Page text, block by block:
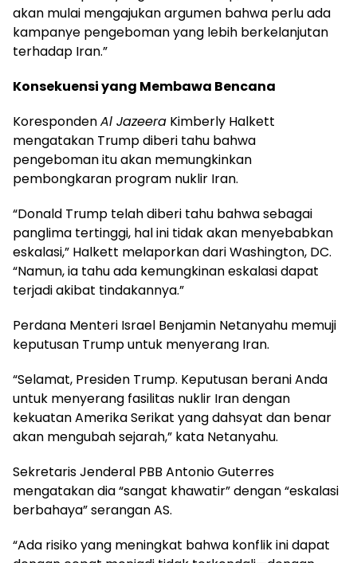
akan mulai mengajukan argumen bahwa perlu ada
kampanye pengeboman yang lebih berkelanjutan
terhadap Iran.”
Konsekuensi yang Membawa Bencana
KorespondenAl Jazeera Kimberly Halkett
mengatakan Trump diberi tahu bahwa
pengeboman itu akan memungkinkan
pembongkaran program nuklir Iran.
“Donald Trump telah diberi tahu bahwa sebagai
panglima tertinggi, hal ini tidak akan menyebabkan
eskalasi,” Halkett melaporkan dari Washington, DC.
“Namun, ia tahu ada kemungkinan eskalasi dapat
terjadi akibat tindakannya.”
Perdana Menteri Israel Benjamin Netanyahu memuji
keputusan Trump untuk menyerang Iran.
“Selamat, Presiden Trump. Keputusan berani Anda
untuk menyerang fasilitas nuklir Iran dengan
kekuatan Amerika Serikat yang dahsyat dan benar
akan mengubah sejarah,” kata Netanyahu.
Sekretaris Jenderal PBB Antonio Guterres
mengatakan dia “sangat khawatir” dengan “eskalasi
berbahaya” serangan AS.
“Ada risiko yang meningkat bahwa konflik ini dapat